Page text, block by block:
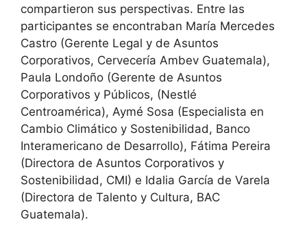
compartieron sus perspectivas. Entre las
participantes se encontraban María Mercedes
Castro (Gerente Legal y de Asuntos
Corporativos, Cervecería Ambev Guatemala),
Paula Londoño (Gerente de Asuntos
Corporativos y Públicos, (Nestlé
Centroamérica), Aymé Sosa (Especialista en
Cambio Climático y Sostenibilidad, Banco
Interamericano de Desarrollo), Fátima Pereira
(Directora de Asuntos Corporativos y
Sostenibilidad, CMI) e Idalia García de Varela
(Directora de Talento y Cultura, BAC
Guatemala).